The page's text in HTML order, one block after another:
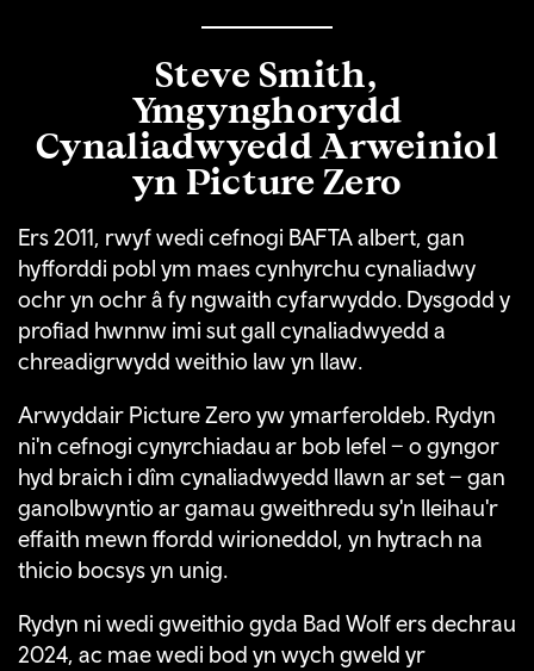
Steve Smith,
Ymgynghorydd
Cynaliadwyedd Arweiniol
yn Picture Zero
Ers 2011, rwyf wedi cefnogi BAFTA albert, gan
hyfforddi pobl ym maes cynhyrchu cynaliadwy
ochr yn ochr â fy ngwaith cyfarwyddo. Dysgodd y
profiad hwnnw imi sut gall cynaliadwyedd a
chreadigrwydd weithio law yn llaw.
Arwyddair Picture Zero yw ymarferoldeb. Rydyn
ni'n cefnogi cynyrchiadau ar bob lefel – o gyngor
hyd braich i dîm cynaliadwyedd llawn ar set – gan
ganolbwyntio ar gamau gweithredu sy'n lleihau'r
effaith mewn ffordd wirioneddol, yn hytrach na
thicio bocsys yn unig.
Rydyn ni wedi gweithio gyda Bad Wolf ers dechrau
2024, ac mae wedi bod yn wych gweld yr